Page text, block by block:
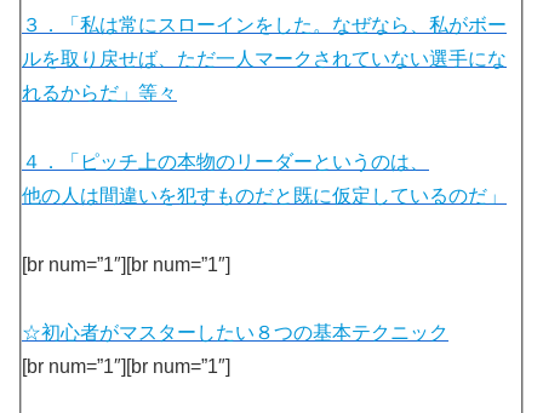
３．「私は常にスローインをした。なぜなら、私がボー
ルを取り戻せば、ただ一人マークされていない選手にな
れるからだ」等々
４．「ピッチ上の本物のリーダーというのは、
他の人は間違いを犯すものだと既に仮定しているのだ」
[br num=”1″][br num=”1″]
☆初心者がマスターしたい８つの基本テクニック
[br num=”1″][br num=”1″]